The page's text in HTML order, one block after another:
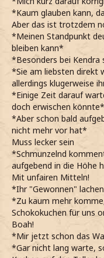
Mist...
*den KS schnell
*das letzte Stück
zustimme*
Alleine dieser Schoki-
bis er mir aus den
*grinsend sage und
*dann zu ihm schaue
Was hältst du davon,
und draußen Musik
*ihn erwartungsvoll
*es kaum abwarten
freue*
[in den ZS schleiche
*Kaum glauben kann,
Aber das ist trotzdem
*Meinen Standpunkt
bleiben kann*
*Besonders bei Kendra
*Sie am liebsten direkt
allerdings klugerweise
*Einige Zeit darauf
doch erwischen könnte*
*Aber schon bald
nicht mehr vor hat*
Muss lecker sein
*Schmunzelnd
aufgebend in die Höhe
Mit unfairen Mitteln!
*Ihr "Gewonnen"
*Zu kaum mehr
Schokokuchen für uns
Boah!
*Mir jetzt schon das
*Gar nicht lang warte,